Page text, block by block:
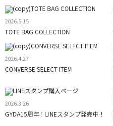
2026.5.15
TOTE BAG COLLECTION
2026.4.27
CONVERSE SELECT ITEM
2026.3.26
GYDA15周年！LINEスタンプ発売中！